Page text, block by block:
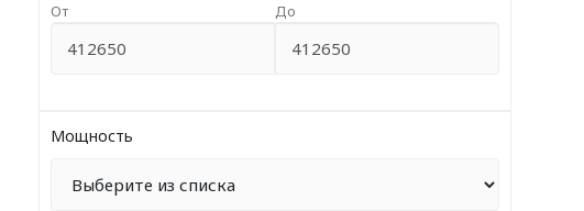
От До
Мощность